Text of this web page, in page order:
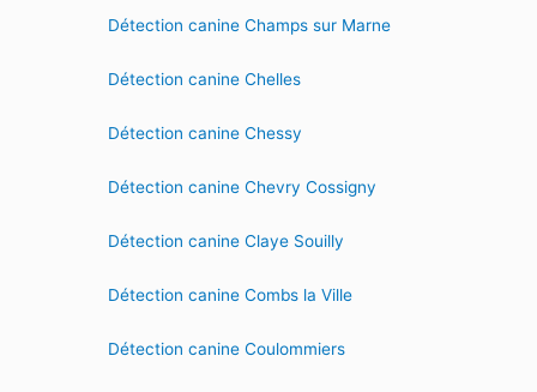
Détection canine Champs sur Marne
Détection canine Chelles
Détection canine Chessy
Détection canine Chevry Cossigny
Détection canine Claye Souilly
Détection canine Combs la Ville
Détection canine Coulommiers